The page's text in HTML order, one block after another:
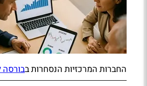
החברות המרכזיות הנסחרות בבורסה